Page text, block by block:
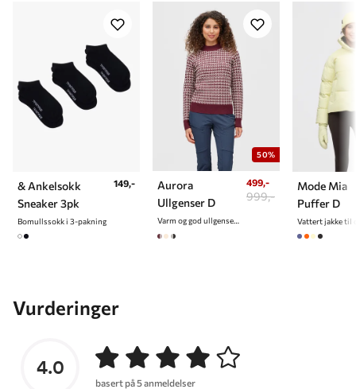
& Ankelsokk
Sneaker 3pk
Bomullssokk i 3-pakning
149,-
50%
Aurora
Ullgenser D
Varm og god ullgenser til dame
499,-
999,-
Mode Mia
Puffer D
Vattert jakke til
Vurderinger
4.0
basert på 5 anmeldelser